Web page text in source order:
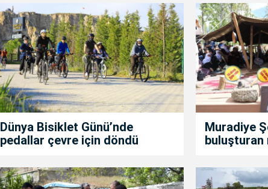
Dünya Bisiklet Günü’nde
pedallar çevre için döndü
Muradiye
buluşturan